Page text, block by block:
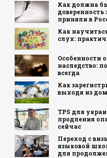
Как должна
доверенность
приняли в
Как
слух:
Особенности
наследство:
всегда
Как
выходя из
TPS для
продления
сейчас
Переход с
языковой
для